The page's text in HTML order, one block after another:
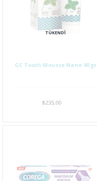
TÜKENDI
GC Tooth Mousse Nane 40 gr
₺235,00